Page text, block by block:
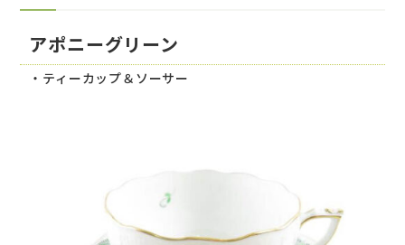
アポニーグリーン
・ティーカップ＆ソーサー